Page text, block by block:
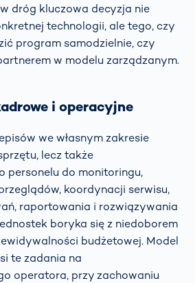
dróg kluczowa decyzja nie
technologii, ale tego, czy
program samodzielnie, czy
w modelu zarządzanym.
i operacyjne
we własnym zakresie
lecz także
personelu do monitoringu,
koordynacji serwisu,
raportowania i rozwiązywania
boryka się z niedoborem
budżetowej. Model
te zadania na
operatora, przy zachowaniu